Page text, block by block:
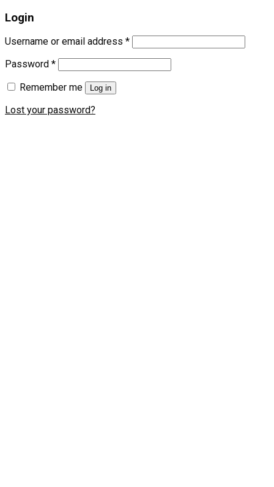
Login
Username or email address *
Password *
Remember me
Log in
Lost your password?